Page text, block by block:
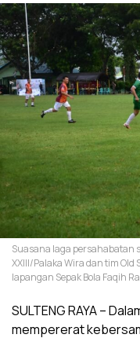
Suasana laga persahabatan
XXIII/Palaka Wira dan tim
lapangan Sepak Bola Faqih
SULTENG RAYA –
mempererat